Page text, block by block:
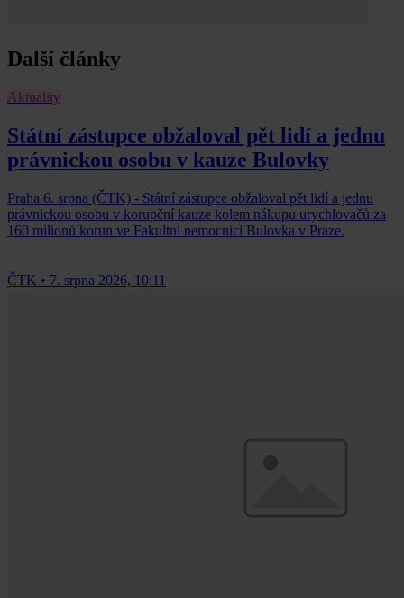
Další články
Aktuality
Státní zástupce obžaloval pět lidí a jednu
právnickou osobu v kauze Bulovky
Praha 6. srpna (ČTK) - Státní zástupce obžaloval pět lidí a jednu
právnickou osobu v korupční kauze kolem nákupu urychlovačů za
160 milionů korun ve Fakultní nemocnici Bulovka v Praze.
ČTK • 7. srpna 2026, 10:11